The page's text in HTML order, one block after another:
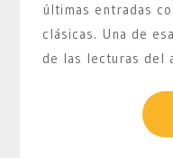
últimas entradas
clásicas. Una de
de las lecturas del